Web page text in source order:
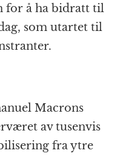
for å ha bidratt til
som utartet til
Macrons
av tusenvis
fra ytre